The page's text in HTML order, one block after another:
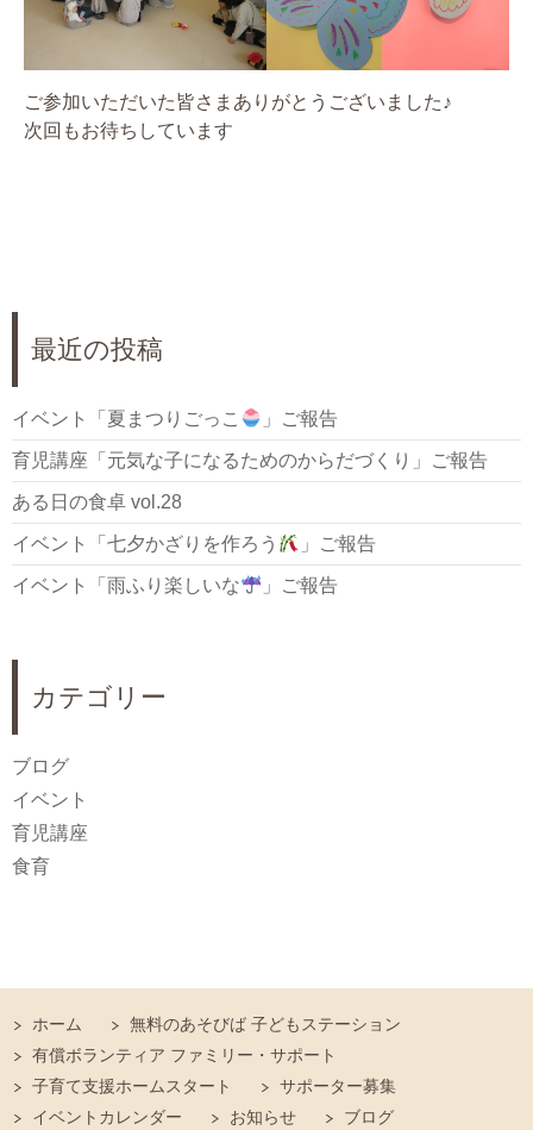
ご参加いただいた皆さまありがとうございました♪
次回もお待ちしています
最近の投稿
イベント「夏まつりごっこ 」ご報告
育児講座「元気な子になるためのからだづくり」ご報告
ある日の食卓 vol.28
イベント「七夕かざりを作ろう 」ご報告
イベント「雨ふり楽しいな 」ご報告
カテゴリー
ブログ
イベント
育児講座
食育
ホーム
無料のあそびば 子どもステーション
有償ボランティア ファミリー・サポート
子育て支援ホームスタート
サポーター募集
イベントカレンダー
お知らせ ブログ